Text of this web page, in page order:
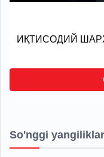
ИҚТИСОДИЙ
So'nggi yangiliklar